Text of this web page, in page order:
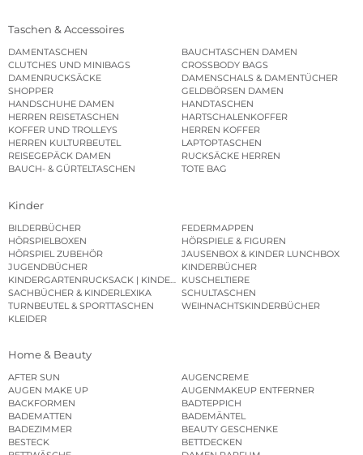
Taschen & Accessoires
DAMENTASCHEN
BAUCHTASCHEN DAMEN
CLUTCHES UND MINIBAGS
CROSSBODY BAGS
DAMENRUCKSÄCKE
DAMENSCHALS & DAMENTÜCHER
SHOPPER
GELDBÖRSEN DAMEN
HANDSCHUHE DAMEN
HANDTASCHEN
HERREN REISETASCHEN
HARTSCHALENKOFFER
KOFFER UND TROLLEYS
HERREN KOFFER
HERREN KULTURBEUTEL
LAPTOPTASCHEN
REISEGEPÄCK DAMEN
RUCKSÄCKE HERREN
BAUCH- & GÜRTELTASCHEN
TOTE BAG
Kinder
BILDERBÜCHER
FEDERMAPPEN
HÖRSPIELBOXEN
HÖRSPIELE & FIGUREN
HÖRSPIEL ZUBEHÖR
JAUSENBOX & KINDER LUNCHBOX
JUGENDBÜCHER
KINDERBÜCHER
KINDERGARTENRUCKSACK | KINDERGARTENBEUTEL
KUSCHELTIERE
SACHBÜCHER & KINDERLEXIKA
SCHULTASCHEN
TURNBEUTEL & SPORTTASCHEN
WEIHNACHTSKINDERBÜCHER
KLEIDER
Home & Beauty
AFTER SUN
AUGENCREME
AUGEN MAKE UP
AUGENMAKEUP ENTFERNER
BACKFORMEN
BADTEPPICH
BADEMATTEN
BADEMÄNTEL
BADEZIMMER
BEAUTY GESCHENKE
BESTECK
BETTDECKEN